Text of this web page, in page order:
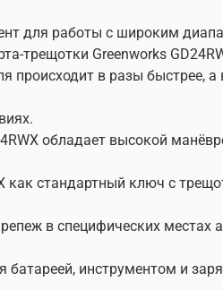
для работы с широким
трещотки Greenworks
происходит в разы быстрее,
обладает высокой
стандартный ключ с
в специфических местах
батареей, инструментом и